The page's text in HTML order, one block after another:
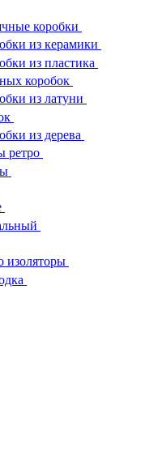
коробки
из керамики
из пластика
коробок
из латуни
из дерева
ретро
изоляторы